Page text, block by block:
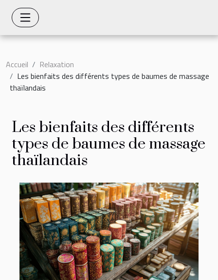
Accueil
Relaxation
Les bienfaits des différents types de baumes de massage
thaïlandais
Les bienfaits des différents
types de baumes de massage
thaïlandais